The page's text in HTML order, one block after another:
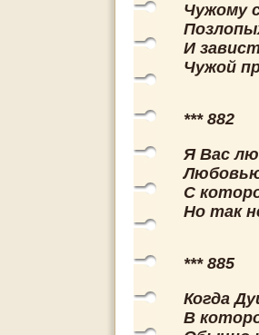
Чужому
И
Чужой
*** 882
Я Вас
С
Но так
*** 885
Когда
В